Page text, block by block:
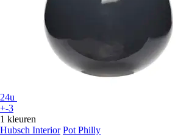
24u
+-3
1 kleuren
Hubsch Interior Pot Philly